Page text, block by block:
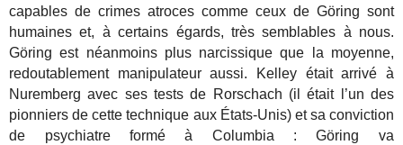
capables de crimes atroces comme ceux de Göring sont
humaines et, à certains égards, très semblables à nous.
Göring est néanmoins plus narcissique que la moyenne,
redoutablement manipulateur aussi. Kelley était arrivé à
Nuremberg avec ses tests de Rorschach (il était l’un des
pionniers de cette technique aux États-Unis) et sa conviction
de psychiatre formé à Columbia : Göring va